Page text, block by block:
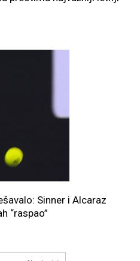
Sinner i Alcaraz
“raspao”